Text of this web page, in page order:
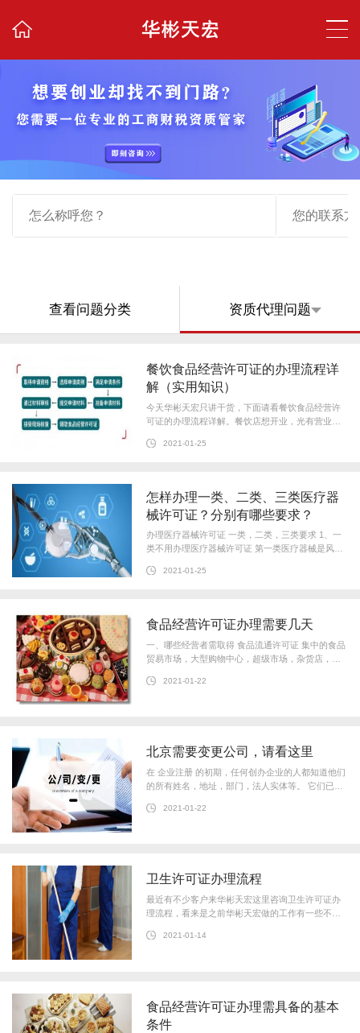
查看问题分类 资质代理问题
餐饮食品经营许可证的办理流程详
解（实用知识）
今天华彬天宏只讲干货，下面请看餐饮食品经营许
可证的办理流程详解。餐饮店想开业，光有营业执
2021-01-25
怎样办理一类、二类、三类医疗器
械许可证？分别有哪些要求？
办理医疗器械许可证 一类，二类，三类要求 1、一
类不用办理医疗器械许可证 第一类医疗器械是风险
器械，比如手术刀、手术剪、手动
2021-01-25
食品经营许可证办理需要几天
一、哪些经营者需取得 食品流通许可证 集中的食品
贸易市场，大型购物中心，超级市场，杂货店，杂
以食品企业形式在食品领域经营
2021-01-22
北京需要变更公司，请看这里
在 企业注册 的初期，任何创办企业的人都知道他们
的所有姓名，地址，部门，法人实体等。 它们已在
且值得扩大规模，则改选职位是
2021-01-22
卫生许可证办理流程
最近有不少客户来华彬天宏这里咨询卫生许可证办
理流程，看来是之前华彬天宏做的工作有一些不到
一下卫生许可证办理和 卫生许可证
2021-01-14
食品经营许可证办理需具备的基本
条件